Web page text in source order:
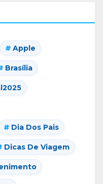
Apple
Brasília
Dia Dos Pais
Dicas De Viagem